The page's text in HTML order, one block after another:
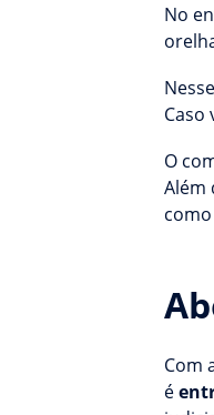
No
Caso
O
Além
Com
é